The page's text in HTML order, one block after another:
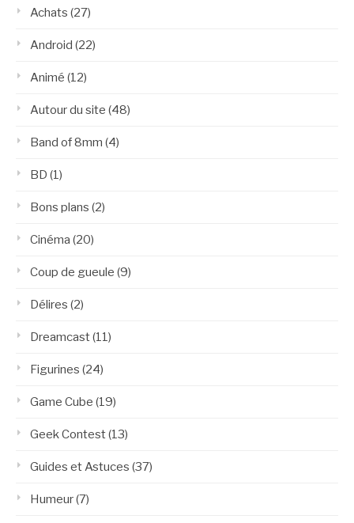
Achats (27)
Android (22)
Animé (12)
Autour du site (48)
Band of 8mm (4)
BD (1)
Bons plans (2)
Cinéma (20)
Coup de gueule (9)
Délires (2)
Dreamcast(11)
Figurines (24)
Game Cube (19)
Geek Contest(13)
Guides et Astuces (37)
Humeur(7)